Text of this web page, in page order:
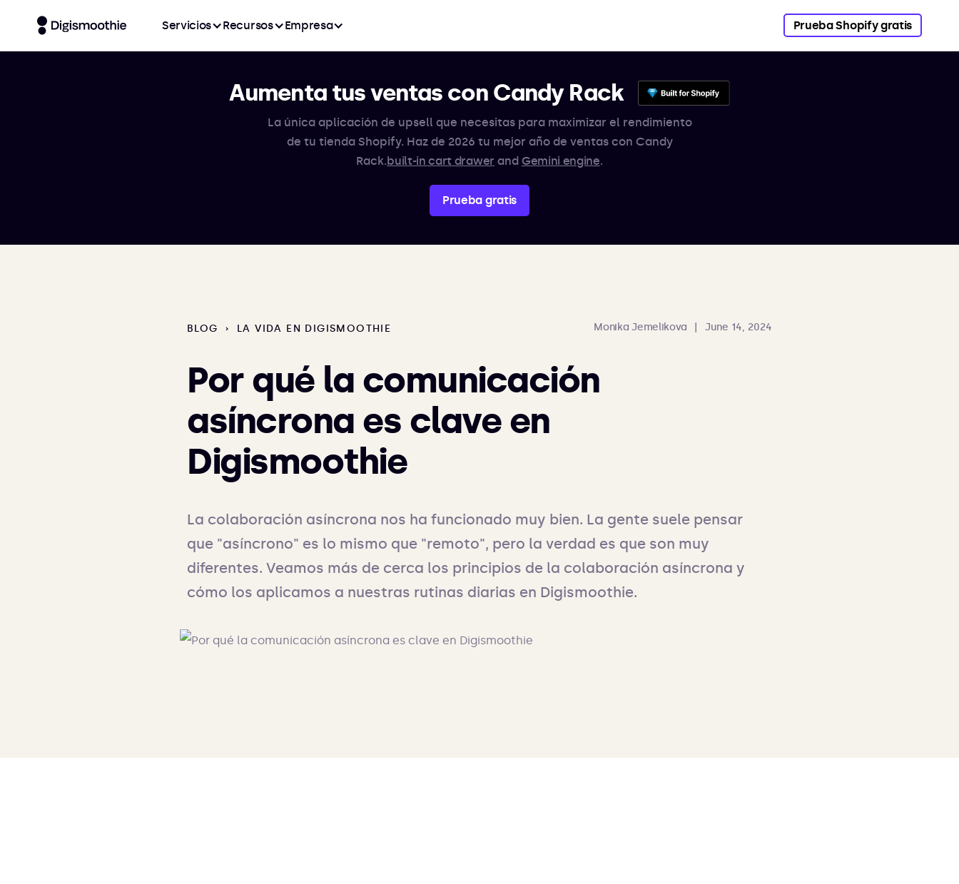
Servicios Recursos Empresa Prueba Shopify gratis
Aumenta tus ventas con Candy Rack
La única aplicación de upsell que necesitas para maximizar el rendimiento
de tu tienda Shopify. Haz de 2026 tu mejor año de ventas con Candy
Rack.built-in cart drawer and Gemini engine.
Prueba gratis
BLOG › LA VIDA EN DIGISMOOTHIE Monika Jemelikova June 14, 2024
Por qué la comunicación
asíncrona es clave en
Digismoothie
La colaboración asíncrona nos ha funcionado muy bien. La gente suele pensar
que "asíncrono" es lo mismo que "remoto", pero la verdad es que son muy
diferentes. Veamos más de cerca los principios de la colaboración asíncrona y
cómo los aplicamos a nuestras rutinas diarias en Digismoothie.